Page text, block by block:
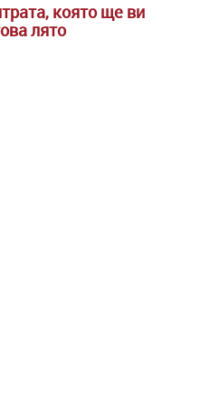
която ще ви
лято